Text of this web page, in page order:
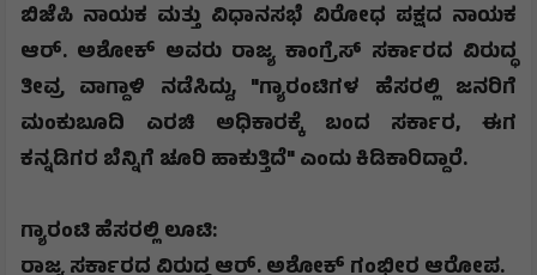
ಬಿಜೆಪಿ ನಾಯಕ ಮತ್ತು ವಿಧಾನಸಭೆ ವಿರೋಧ ಪಕ್ಷದ ನಾಯಕ
ಆರ್. ಅಶೋಕ್ ಅವರು ರಾಜ್ಯ ಕಾಂಗ್ರೆಸ್ ಸರ್ಕಾರದ ವಿರುದ್ಧ
ತೀವ್ರ ವಾಗ್ದಾಳಿ ನಡೆಸಿದ್ದು, "ಗ್ಯಾರಂಟಿಗಳ ಹೆಸರಲ್ಲಿ ಜನರಿಗೆ
ಮಂಕುಬೂದಿ ಎರಚಿ ಅಧಿಕಾರಕ್ಕೆ ಬಂದ ಸರ್ಕಾರ,ಈಗ
ಕನ್ನಡಿಗರ ಬೆನ್ನಿಗೆ ಚೂರಿ ಹಾಕುತ್ತಿದೆ" ಎಂದು ಕಿಡಿಕಾರಿದ್ದಾರೆ.
​ಗ್ಯಾರಂಟಿ ಹೆಸರಲ್ಲಿ ಲೂಟಿ: